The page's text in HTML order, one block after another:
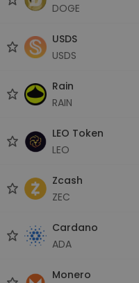
DOGE
USDS
USDS
Rain
RAIN
LEO Token
LEO
Zcash
ZEC
Cardano
ADA
Monero